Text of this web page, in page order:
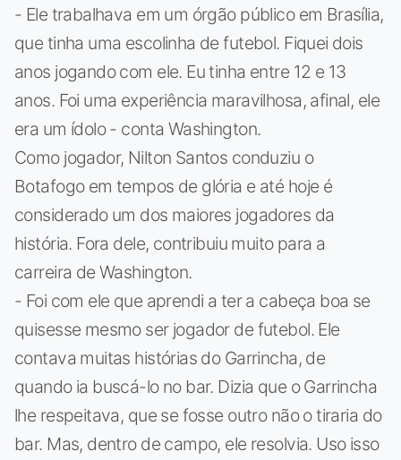
- Ele trabalhava em um órgão público em Brasília,
que tinha uma escolinha de futebol. Fiquei dois
anos jogando com ele. Eu tinha entre 12 e 13
anos. Foi uma experiência maravilhosa, afinal, ele
era um ídolo - conta Washington.
Como jogador, Nilton Santos conduziu o
Botafogo em tempos de glória e até hoje é
considerado um dos maiores jogadores da
história. Fora dele, contribuiu muito para a
carreira de Washington.
- Foi com ele que aprendi a ter a cabeça boa se
quisesse mesmo ser jogador de futebol. Ele
contava muitas histórias do Garrincha, de
quando ia buscá-lo no bar. Dizia que o Garrincha
lhe respeitava, que se fosse outro não o tiraria do
bar. Mas, dentro de campo, ele resolvia. Uso isso